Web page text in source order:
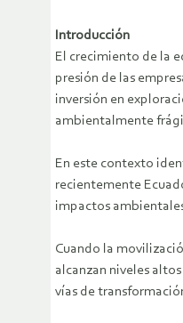
Introducción
El crecimiento de la
presión de las
inversión en
ambientalmente
En este contexto
recientemente
impactos
Cuando la
alcanzan niveles
vías de